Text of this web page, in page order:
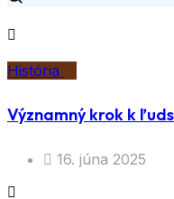
História
Významný krok k
16. júna 2025